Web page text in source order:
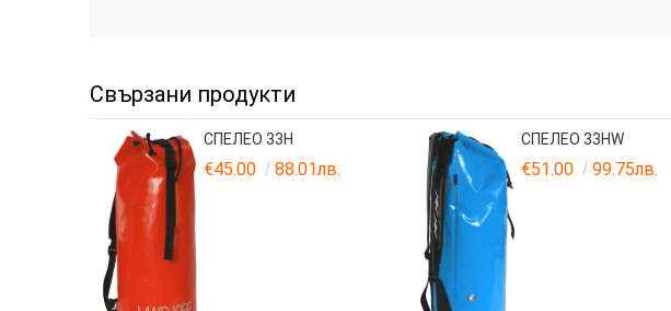
Свързани продукти
СПЕЛЕО 33H
€45.00 88.01лв.
СПЕЛЕО 33HW
€51.00 99.75лв.